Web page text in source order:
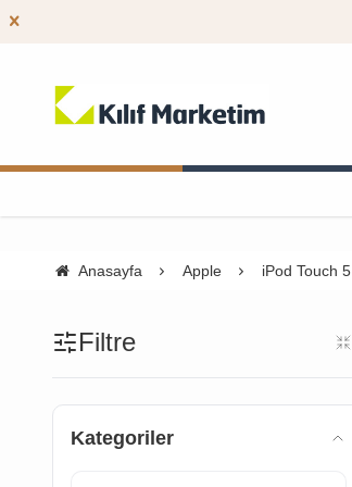
Anasayfa Apple iPod Touch 5
Filtre
Kategoriler